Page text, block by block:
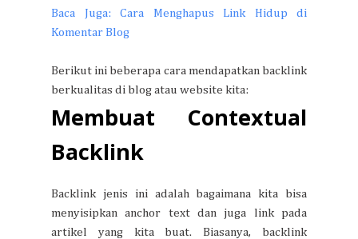
Baca Juga: Cara Menghapus Link Hidup di
Komentar Blog
Berikut ini beberapa cara mendapatkan backlink
berkualitas di blog atau website kita:
Membuat Contextual
Backlink
Backlink jenis ini adalah bagaimana kita bisa
menyisipkan anchor text dan juga link pada
artikel yang kita buat. Biasanya, backlink